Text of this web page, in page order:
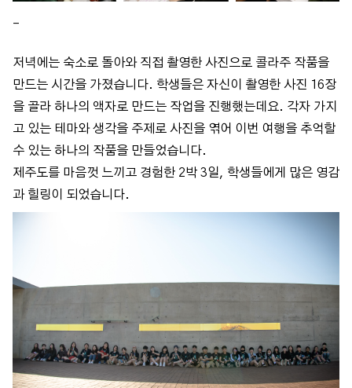
저녁에는 숙소로 돌아와 직접 촬영한 사진으로 콜라주 작품을
만드는 시간을 가졌습니다. 학생들은 자신이 촬영한 사진 16장
을 골라 하나의 액자로 만드는 작업을 진행했는데요. 각자 가지
고 있는 테마와 생각을 주제로 사진을 엮어 이번 여행을 추억할
수 있는 하나의 작품을 만들었습니다.
제주도를 마음껏 느끼고 경험한 2박 3일, 학생들에게 많은 영감
과 힐링이 되었습니다.